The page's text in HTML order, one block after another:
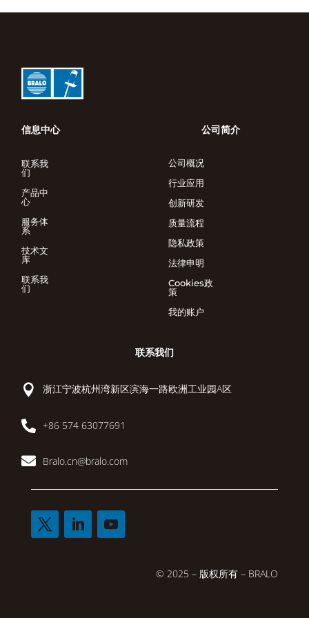
信息中心
联系我
们
产品中
心
服务体
系
技术文
库
联系我
们
公司简介
公司概况
行业应用
创新研发
质量流程
隐私政策
法律申明
Cookies政
策
我的账户
联系我们
 浙江宁波杭州湾新区滨海一路欧洲工业园A区
 +86 574 63077691
 Bralo.cn@bralo.com
© 2025 – 版权所有 – BRALO